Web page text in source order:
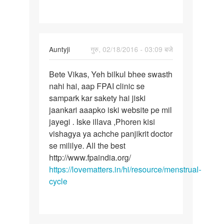
Pradeep
Auntyji
गुरु, 02/18/2016 - 03:09 बजे
In
reply
to
Meri
g
f
k
aksr
ek
mhine
me
Bete
Vikas,
Yeh
bilkul
bhee
Bete Vikas, Yeh bilkul bhee swasth
nahi hai, aap FPAI clinic se
sampark kar sakety hai jiski
jaankari aaapko iski website pe mil
jayegi . Iske illava ,Phoren kisi
vishagya ya achche panjikrit doctor
se mililye. All the best
http://www.fpaindia.org/
https://lovematters.in/hi/resource/menstrual-
cycle